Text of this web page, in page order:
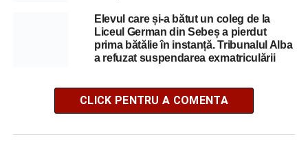
Elevul care și-a bătut un coleg de la
Liceul German din Sebeș a pierdut
prima bătălie în instanță. Tribunalul Alba
a refuzat suspendarea exmatriculării
CLICK PENTRU A COMENTA